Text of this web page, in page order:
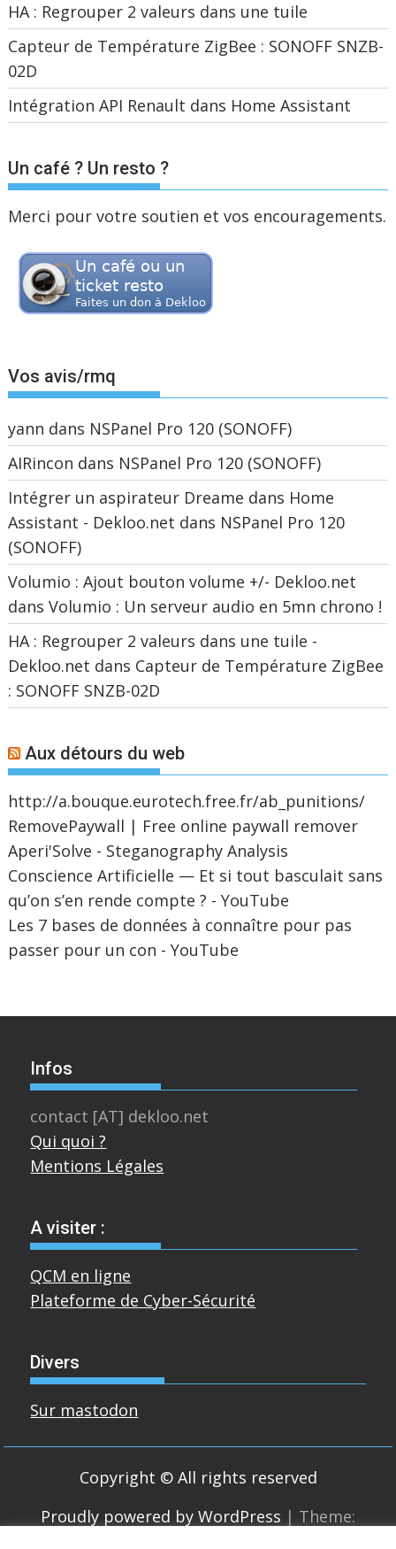
HA : Regrouper 2 valeurs dans une tuile
Capteur de Température ZigBee : SONOFF SNZB-
02D
Intégration API Renault dans Home Assistant
Un café ? Un resto ?
Merci pour votre soutien et vos encouragements.
Vos avis/rmq
yann dans NSPanel Pro 120 (SONOFF)
AIRincon dans NSPanel Pro 120 (SONOFF)
Intégrer un aspirateur Dreame dans Home
Assistant - Dekloo.net dans NSPanel Pro 120
(SONOFF)
Volumio : Ajout bouton volume +/- Dekloo.net
dansVolumio : Un serveur audio en 5mn chrono !
HA : Regrouper 2 valeurs dans une tuile -
Dekloo.net dans Capteur de Température ZigBee
: SONOFF SNZB-02D
Aux détours du web
http://a.bouque.eurotech.free.fr/ab_punitions/
RemovePaywall | Free online paywall remover
Aperi'Solve - Steganography Analysis
Conscience Artificielle — Et si tout basculait sans
qu’on s’en rende compte ? - YouTube
Les 7 bases de données à connaître pour pas
passer pour un con - YouTube
Infos
contact [AT] dekloo.net
Qui quoi ?
Mentions Légales
A visiter :
QCM en ligne
Plateforme de Cyber-Sécurité
Divers
Sur mastodon
Copyright © All rights reserved
Proudly powered by WordPress | Theme: